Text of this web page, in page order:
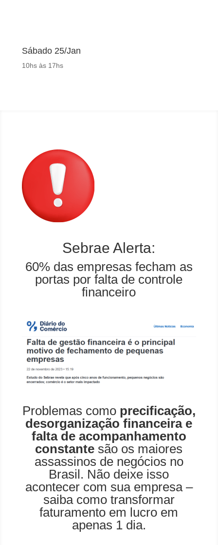
Sábado 25/Jan
10hs às 17hs
Sebrae Alerta:
60% das empresas fecham as
portas por falta de controle
financeiro
Problemas como precificação,
desorganização financeira e
falta de acompanhamento
constante são os maiores
assassinos de negócios no
Brasil. Não deixe isso
acontecer com sua empresa –
saiba como transformar
faturamento em lucro em
apenas 1 dia.